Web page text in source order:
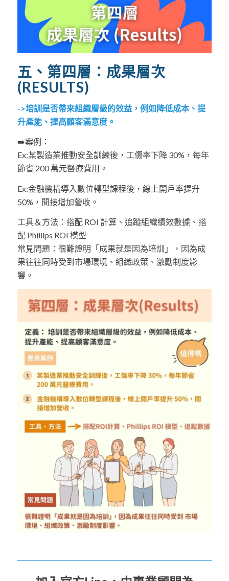
五、第四層：成果層次
(RESULTS)
->培訓是否帶來組織層級的效益，例如降低成本、提
升產能、提高顧客滿意度。
➡️案例：
Ex:某製造業推動安全訓練後，工傷率下降 30%，每年
節省 200 萬元醫療費用。
Ex:金融機構導入數位轉型課程後，線上開戶率提升
50%，間接增加營收。
工具＆方法：搭配 ROI 計算、追蹤組織績效數據、搭
配 Phillips ROI 模型
常見問題：很難證明「成果就是因為培訓」，因為成
果往往同時受到市場環境、組織政策、激勵制度影
響。